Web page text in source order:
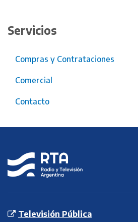
Servicios
Compras y Contrataciones
Comercial
Contacto
RTA
Radio y
Televisión
Argentina S.E.
Televisión Pública